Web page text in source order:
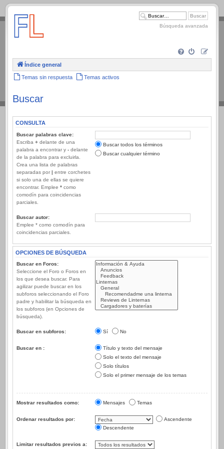
.
Búsqueda avanzada
Índice general
Temas sin respuesta Temas activos
Buscar
CONSULTA
Buscar palabras clave:
Escriba + delante de una
palabra a encontrar y - delante
de la palabra para excluirla.
Crea una lista de palabras
separadas por | entre corchetes
si solo una de ellas se quiere
encontrar. Emplee * como
comodín para coincidencias
parciales.
Buscar todos los términos
Buscar cualquier término
Buscar autor:
Emplee * como comodín para
coincidencias parciales.
OPCIONES DE BÚSQUEDA
Buscar en Foros:
Seleccione el Foro o Foros en
los que desea buscar. Para
agilizar puede buscar en los
subforos seleccionando el Foro
padre y habilitar la búsqueda en
los subforos (en Opciones de
búsqueda).
Buscar en subforos: Sí No
Buscar en :
Título y texto del mensaje
Solo el texto del mensaje
Solo títulos
Solo el primer mensaje de los temas
Mostrar resultados como: Mensajes Temas
Ordenar resultados por:
Ascendente
Descendente
Limitar resultados previos a: